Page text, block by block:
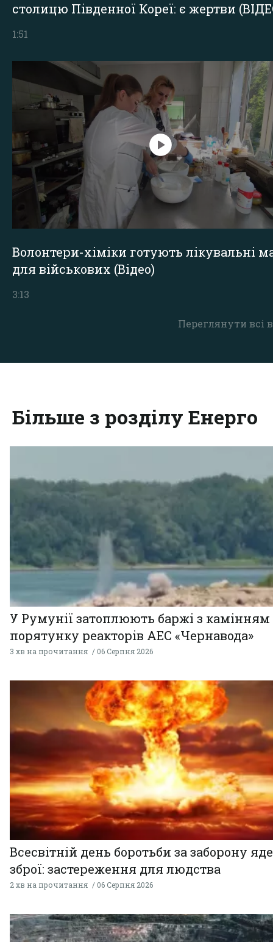
Переглянути всі
столицю Південної Кореї: є жертви
1:51
Волонтери-хіміки готують лікувальні
для військових (Відео)
3:13
Більше з розділу Енерго
У Румунії затоплюють баржі з
порятунку реакторів АЕС «Чернавода»
3 хв на прочитання 06 Серпня 2026
Всесвітній день боротьби за заборону
зброї: застереження для людства
2 хв на прочитання 06 Серпня 2026